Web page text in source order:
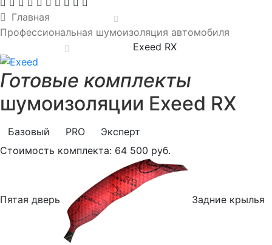
Главная
Профессиональная шумоизоляция автомобиля
Exeed RX
Готовые комплекты
шумоизоляции Exeed RX
Базовый PRO
Эксперт
Стоимость комплекта: 64 500 руб.
Пятая дверь Задние крылья